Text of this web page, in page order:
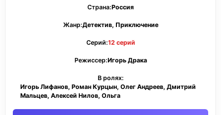
Страна:Россия
Жанр:Детектив, Приключение
Серий:12 серий
Режиссер:Игорь Драка
В ролях:
Игорь Лифанов, Роман Курцын, Олег Андреев, Дмитрий
Мальцев, Алексей Нилов, Ольга